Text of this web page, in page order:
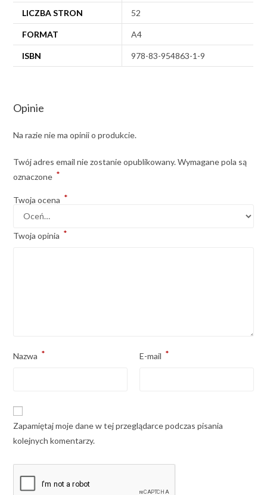
LICZBA STRON 52
FORMAT A4
ISBN 978-83-954863-1-9
Opinie
Na razie nie ma opinii o produkcie.
Twój adres email nie zostanie opublikowany. Wymagane pola są
oznaczone *
Twoja ocena *
Twoja opinia *
Nazwa * E-mail *
Zapamiętaj moje dane w tej przeglądarce podczas pisania
kolejnych komentarzy.